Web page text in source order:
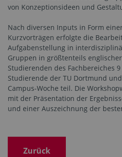
von Konzeptionsideen und
Nach diversen Inputs in Form
Kurzvorträgen erfolgte die
Aufgabenstellung in
Gruppen in größtenteils
Studierenden des Fachbereiches
Studierende der TU Dortmund
Campus-Woche teil. Die
mit der Präsentation der
und einer Auszeichnung der
Zurück